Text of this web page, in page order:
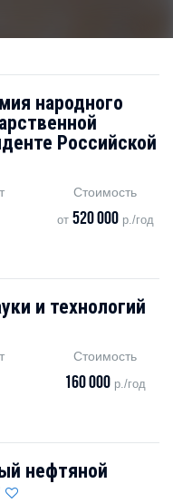
народного
Российской
Стоимость
от 520 000р./год
и технологий
Стоимость
160 000 р./год
нефтяной